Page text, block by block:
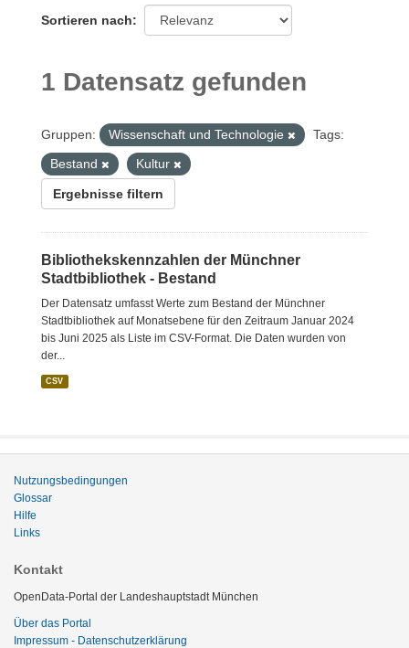
Sortieren nach
1 Datensatz gefunden
Gruppen: Wissenschaft und Technologie
Tags:
Bestand
Kultur
Ergebnisse filtern
Bibliothekskennzahlen der Münchner
Stadtbibliothek - Bestand
Der Datensatz umfasst Werte zum Bestand der Münchner
Stadtbibliothek auf Monatsebene für den Zeitraum Januar 2024
bis Juni 2025 als Liste im CSV-Format. Die Daten wurden von
der...
CSV
Nutzungsbedingungen
Glossar
Hilfe
Links
Kontakt
OpenData-Portal der Landeshauptstadt München
Über das Portal
Impressum - Datenschutzerklärung